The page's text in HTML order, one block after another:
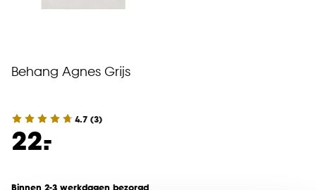
Behang Agnes Grijs
4.7 (3)
22.
-
Binnen 2-3 werkdagen bezorgd